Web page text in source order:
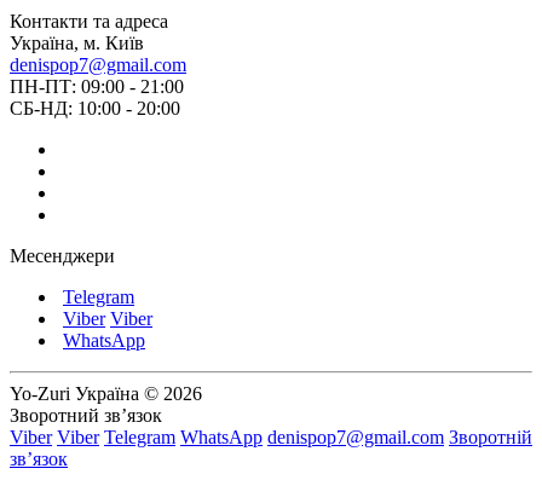
Контакти та адреса
Україна, м. Київ
denispop7@gmail.com
ПН-ПТ: 09:00 - 21:00
СБ-НД: 10:00 - 20:00
Месенджери
Telegram
Viber Viber
WhatsApp
Yo-Zuri Україна © 2026
Зворотний зв’язок
Viber Viber Telegram WhatsApp denispop7@gmail.com Зворотній
зв’язок